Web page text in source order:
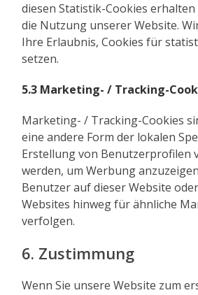
diesen Statistik-Cookies
die Nutzung unserer Website.
Ihre Erlaubnis, Cookies für
setzen.
5.3 Marketing- / Tracking-
Marketing- / Tracking-Cookies
eine andere Form der lokalen
Erstellung von Benutzerprofilen
werden, um Werbung
Benutzer auf dieser Website
Websites hinweg für ähnliche
verfolgen.
6. Zustimmung
Wenn Sie unsere Website zum